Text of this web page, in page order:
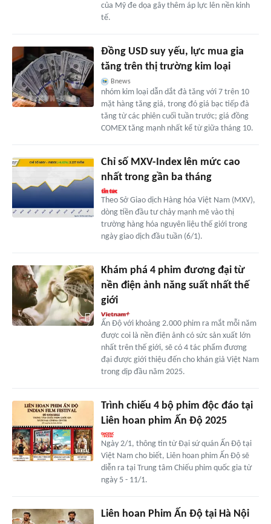
của Mỹ đe dọa gây thêm áp lực lên nền kinh
tế.
Đồng USD suy yếu, lực mua gia
tăng trên thị trường kim loại
Bnews
nhóm kim loại dẫn dắt đà tăng với 7 trên 10
mặt hàng tăng giá, trong đó giá bạc tiếp đà
tăng từ các phiên cuối tuần trước; giá đồng
COMEX tăng mạnh nhất kể từ giữa tháng 10.
Chỉ số MXV-Index lên mức cao
nhất trong gần ba tháng
Theo Sở Giao dịch Hàng hóa Việt Nam (MXV),
dòng tiền đầu tư chảy mạnh mẽ vào thị
trường hàng hóa nguyên liệu thế giới trong
ngày giao dịch đầu tuần (6/1).
Khám phá 4 phim đương đại từ
nền điện ảnh năng suất nhất thế
giới
Ấn Độ với khoảng 2.000 phim ra mắt mỗi năm
được coi là nền điện ảnh có sức sản xuất lớn
nhất trên thế giới, sẽ có 4 tác phẩm đương
đại được giới thiệu đến cho khán giả Việt Nam
trong dịp đầu năm 2025.
Trình chiếu 4 bộ phim độc đáo tại
Liên hoan phim Ấn Độ 2025
Ngày 2/1, thông tin từ Đại sứ quán Ấn Độ tại
Việt Nam cho biết, Liên hoan phim Ấn Độ sẽ
diễn ra tại Trung tâm Chiếu phim quốc gia từ
ngày 5 - 11/1.
Liên hoan Phim Ấn Độ tại Hà Nội